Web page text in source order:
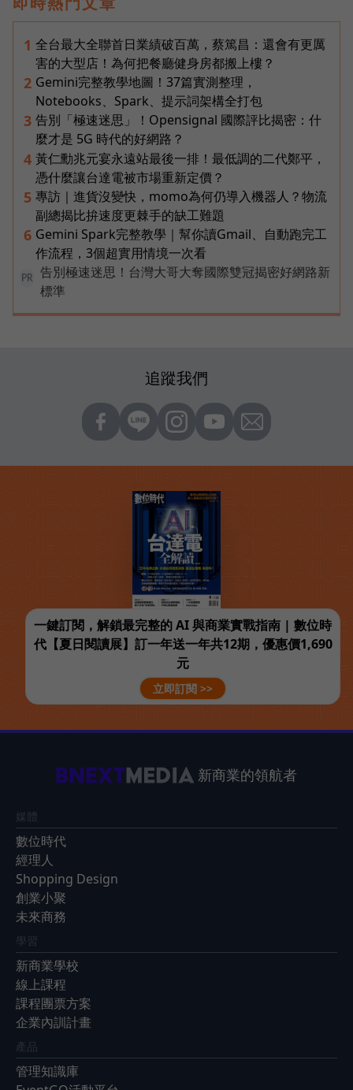
1 全台最大全聯首日業績破百萬，蔡篤昌：還會有更厲
害的大型店！為何把餐廳健身房都搬上樓？
2 Gemini完整教學地圖！37篇實測整理，
Notebooks、Spark、提示詞架構全打包
3 告別「極速迷思」！Opensignal 國際評比揭密：什
麼才是 5G 時代的好網路？
4 黃仁勳兆元宴永遠站最後一排！最低調的二代鄭平，
憑什麼讓台達電被市場重新定價？
5 專訪｜進貨沒變快，momo為何仍導入機器人？物流
副總揭比拚速度更棘手的缺工難題
6 Gemini Spark完整教學｜幫你讀Gmail、自動跑完工
作流程，3個超實用情境一次看
PR
告別極速迷思！台灣大哥大奪國際雙冠揭密好網路新
標準
追蹤我們
一鍵訂閱，解鎖最完整的 AI 與商業實戰指南 | 數位時
代【夏日閱讀展】訂一年送一年共12期，優惠價1,690
元
立即訂閱 >>
新商業的領航者
媒體
數位時代
經理人
Shopping Design
創業小聚
未來商務
學習
新商業學校
線上課程
課程團票方案
企業內訓計畫
產品
管理知識庫